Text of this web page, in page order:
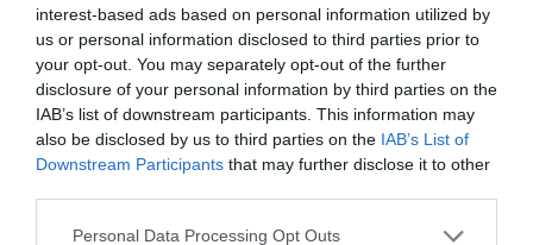
interest-based ads based on personal information utilized by
us or personal information disclosed to third parties prior to
your opt-out. You may separately opt-out of the further
disclosure of your personal information by third parties on the
IAB’s list of downstream participants. This information may
also be disclosed by us to third parties on the IAB’s List of
Downstream Participants that may further disclose it to other
Personal Data Processing Opt Outs
El VII Congreso Nacional de Atención Farmacéutica, celebrado en
Vigo, se clausuró el pasado fin de semana con una mesa redonda
compuesta por los principales líderes del ámbito farmacéutico en
España.
Borja García de Bikuña: «La actividad farmacéutica en
España está en el ojo del huracán y hay que buscar
consensos»
«No ha de ocultarse la realidad: la actividad farmacéutica en España